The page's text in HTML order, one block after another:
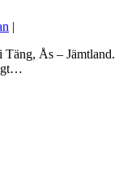
|
Ås – Jämtland.